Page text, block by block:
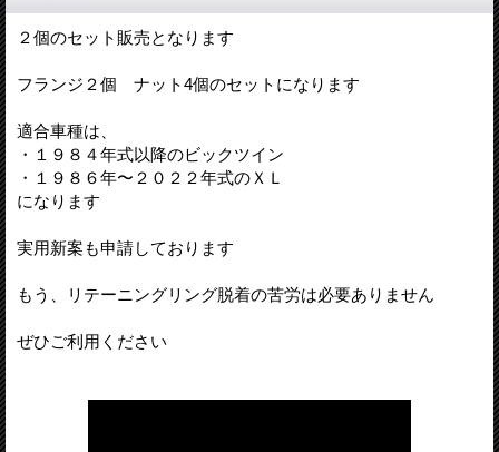
２個のセット販売となります
フランジ２個 ナット4個のセットになります
適合車種は、
・１９８４年式以降のビックツイン
・１９８６年〜２０２２年式のＸＬ
になります
実用新案も申請しております
もう、リテーニングリング脱着の苦労は必要ありません
ぜひご利用ください